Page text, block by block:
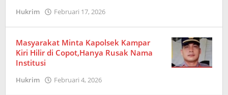
Hukrim Februari 17, 2026
Masyarakat Minta Kapolsek Kampar
Kiri Hilir di Copot,Hanya Rusak Nama
Institusi
Hukrim Februari 4, 2026